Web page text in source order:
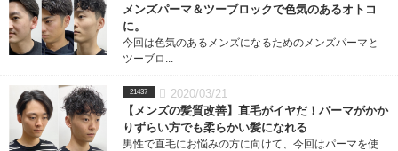
メンズパーマ＆ツーブロックで色気のあるオトコ
に。
今回は色気のあるメンズになるためのメンズパーマと
ツーブロ...
21437
2020/03/21
【メンズの髪質改善】直毛がイヤだ！パーマがかか
りずらい方でも柔らかい髪になれる
男性で直毛にお悩みの方に向けて、今回はパーマを使